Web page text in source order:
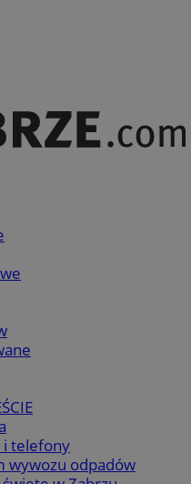
i telefony
wywozu odpadów